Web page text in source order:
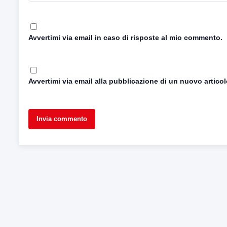
Avvertimi via email in caso di risposte al mio commento.
Avvertimi via email alla pubblicazione di un nuovo